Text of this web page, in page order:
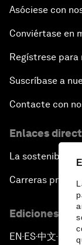
Asóciese con
Conviértase en
Regístrese
Suscríbase a
Contacte con
Enlaces
La sostenibilidad
Carreras
Ediciones en
EN ▪ES▪中文▪ 日本